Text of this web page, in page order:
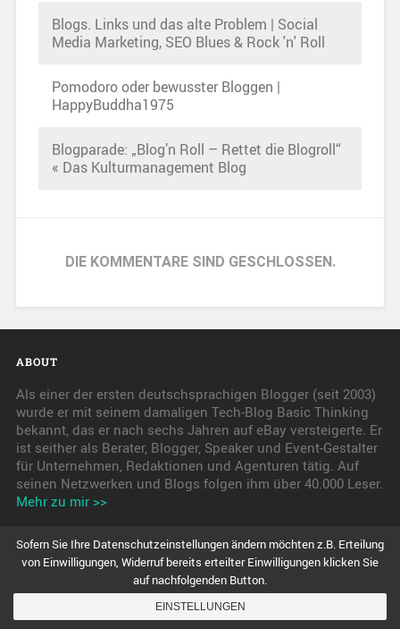
Blogs. Links und das alte Problem | Social
Media Marketing, SEO Blues & Rock 'n' Roll
Pomodoro oder bewusster Bloggen |
HappyBuddha1975
Blogparade: „Blog’n Roll – Rettet die Blogroll“
« Das Kulturmanagement Blog
DIE KOMMENTARE SIND GESCHLOSSEN.
ABOUT
Als einer der ersten deutschsprachigen Blogger (seit 2003)
wurde er mit seinem damaligen Tech-Blog Basic Thinking
bekannt, das er nach sechs Jahren auf eBay versteigerte. Er
ist seither als Berater, Blogger, Speaker und Event-Gestalter
für Unternehmen, Redaktionen und Agenturen tätig. Auf
seinen Netzwerken und Blogs folgen ihm über 40.000 Leser.
Mehr zu mir >>
pkwteile.de
Sofern Sie Ihre Datenschutzeinstellungen ändern möchten z.B. Erteilung
von Einwilligungen, Widerruf bereits erteilter Einwilligungen klicken Sie
auf nachfolgenden Button.
EINSTELLUNGEN